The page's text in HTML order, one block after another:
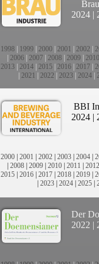
2024 |
1998 1999 2000 2001 2002
2006 2007 2008 2009 2010
2013 2014 2015 2016 2017
2021 2022 2023| 2024|
BBI
2024 |
2000 | 2001 | 2002 | 2003 | 2004 |
| 2008 | 2009 | 2010 | 2011 | 2012
2015 | 2016 | 2017 | 2018 | 2019 |
| 2023| 2024| 2025|
Der
2022 |